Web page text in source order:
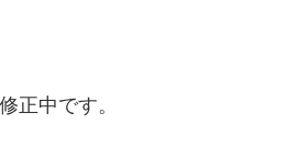
正中です。